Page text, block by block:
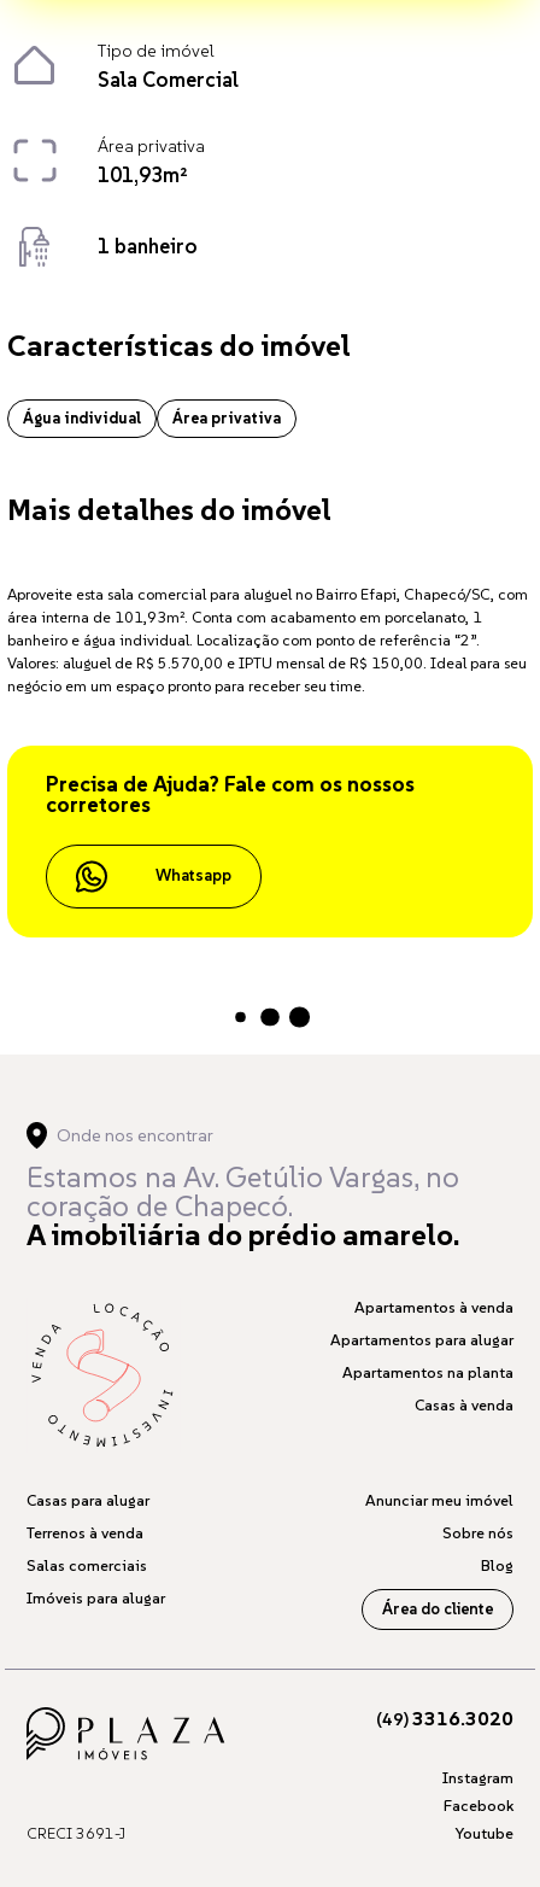
Tipo de imóvel
Sala Comercial
Área privativa
101,93m²
1 banheiro
Sala Comercial localizado no bairro Efapi em Chapecó. O imóvel
Características do imóvel
Água individual Área privativa
Mais detalhes do imóvel
Aproveite esta sala comercial para aluguel no Bairro Efapi, Chapecó/SC, com
área interna de 101,93m². Conta com acabamento em porcelanato, 1
banheiro e água individual. Localização com ponto de referência “2”.
Valores: aluguel de R$ 5.570,00 e IPTU mensal de R$ 150,00. Ideal para seu
negócio em um espaço pronto para receber seu time.
Precisa de Ajuda? Fale com os nossos
corretores
Whatsapp
Onde nos encontrar
Estamos na Av. Getúlio Vargas, no
coração de Chapecó.
A imobiliária do prédio amarelo.
Apartamentos à venda
Apartamentos para alugar
Apartamentos na planta
Casas à venda
Casas para alugar
Terrenos à venda
Salas comerciais
Imóveis para alugar
Anunciar meu imóvel
Sobre nós
Blog
Área do cliente
CRECI 3691-J
(49)3316.3020
Instagram
Facebook
Youtube